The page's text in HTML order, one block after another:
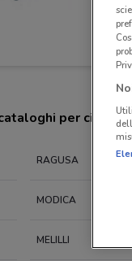
per città
RAGUSA
MODICA
MELILLI